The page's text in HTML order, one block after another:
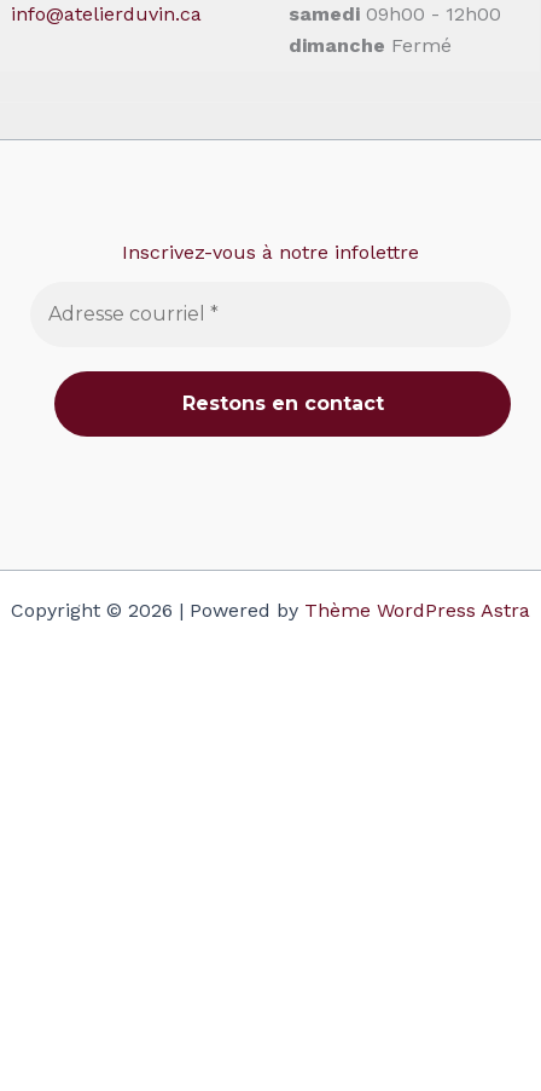
info@atelierduvin.ca
samedi 09h00 - 12h00
dimanche Fermé
Inscrivez-vous à notre infolettre
Copyright © 2026 | Powered by Thème WordPress Astra